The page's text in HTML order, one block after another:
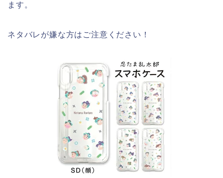
ます。
ネタバレが嫌な方はご注意ください！